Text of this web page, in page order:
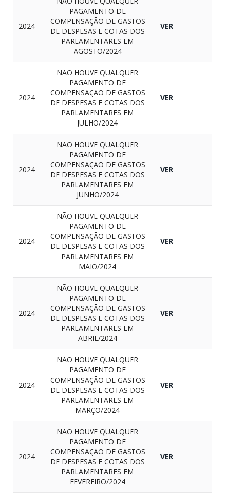
2024
PAGAMENTO DE
COMPENSAÇÃO DE GASTOS
DE DESPESAS E COTAS DOS
PARLAMENTARES EM
AGOSTO/2024
VER
2024
NÃO HOUVE QUALQUER
PAGAMENTO DE
COMPENSAÇÃO DE GASTOS
DE DESPESAS E COTAS DOS
PARLAMENTARES EM
JULHO/2024
VER
2024
NÃO HOUVE QUALQUER
PAGAMENTO DE
COMPENSAÇÃO DE GASTOS
DE DESPESAS E COTAS DOS
PARLAMENTARES EM
JUNHO/2024
VER
2024
NÃO HOUVE QUALQUER
PAGAMENTO DE
COMPENSAÇÃO DE GASTOS
DE DESPESAS E COTAS DOS
PARLAMENTARES EM
MAIO/2024
VER
2024
NÃO HOUVE QUALQUER
PAGAMENTO DE
COMPENSAÇÃO DE GASTOS
DE DESPESAS E COTAS DOS
PARLAMENTARES EM
ABRIL/2024
VER
2024
NÃO HOUVE QUALQUER
PAGAMENTO DE
COMPENSAÇÃO DE GASTOS
DE DESPESAS E COTAS DOS
PARLAMENTARES EM
MARÇO/2024
VER
2024
NÃO HOUVE QUALQUER
PAGAMENTO DE
COMPENSAÇÃO DE GASTOS
DE DESPESAS E COTAS DOS
PARLAMENTARES EM
FEVEREIRO/2024
VER